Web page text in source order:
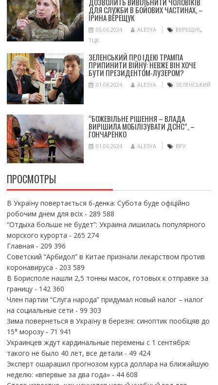
ДЛЯ СЛУЖБИ В БОЙОВИХ ЧАСТИНАХ, –
ІРИНА ВЕРЕЩУК
05.06.2024 ALESYA ВЕРЕЩУК,
ТЦК
ЗЕЛЕНСЬКИЙ ПРО ІДЕЮ ТРАМПА
ПРИПИНИТИ ВІЙНУ: НЕВЖЕ ВІН ХОЧЕ
БУТИ ПРЕЗИДЕНТОМ-ЛУЗЕРОМ?
01.06.2024 ALESYA ЗЕЛЕНСЬКИЙ
“БОЖЕВІЛЬНЕ РІШЕННЯ – ВЛАДА
ВИРІШИЛА МОБІЛІЗУВАТИ ДСНС”, –
ГОНЧАРЕНКО
01.06.2024 ALESYA ВРУ
ПРОСМОТРЫ
В Україну повертається 6-денка: Субота буде офіційно
робочим днем для всіх- 289 588
“Отдыха больше не будет”: Украина лишилась популярного
морского курорта - 265 274
Главная - 209 396
Советский “Арбидол” в Китае признали лекарством против
коронавируса - 203 589
В Борисполе нашли 2,5 тонны масок, готовых к отправке за
границу- 142 360
Член партии “Слуга народа” придумал новый налог – налог
на социальные сети - 99 303
Зима повернеться в Україну в березні: синоптик пообіцяв до
15° морозу- 71 941
Украинцев ждут кардинальные перемены с 1 сентября:
такого не было 40 лет, все детали - 49 424
Эксперт ошарашил прогнозом курса доллара на ближайшую
неделю: «впервые за два года»- 44 608